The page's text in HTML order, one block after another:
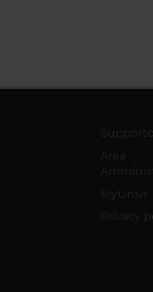
Area
MyUnivr
Privacy